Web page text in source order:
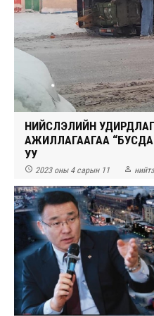
НИЙСЛЭЛИЙН
АЖИЛЛАГААГАА
УУ
 2023 оны 4 сарын 11 